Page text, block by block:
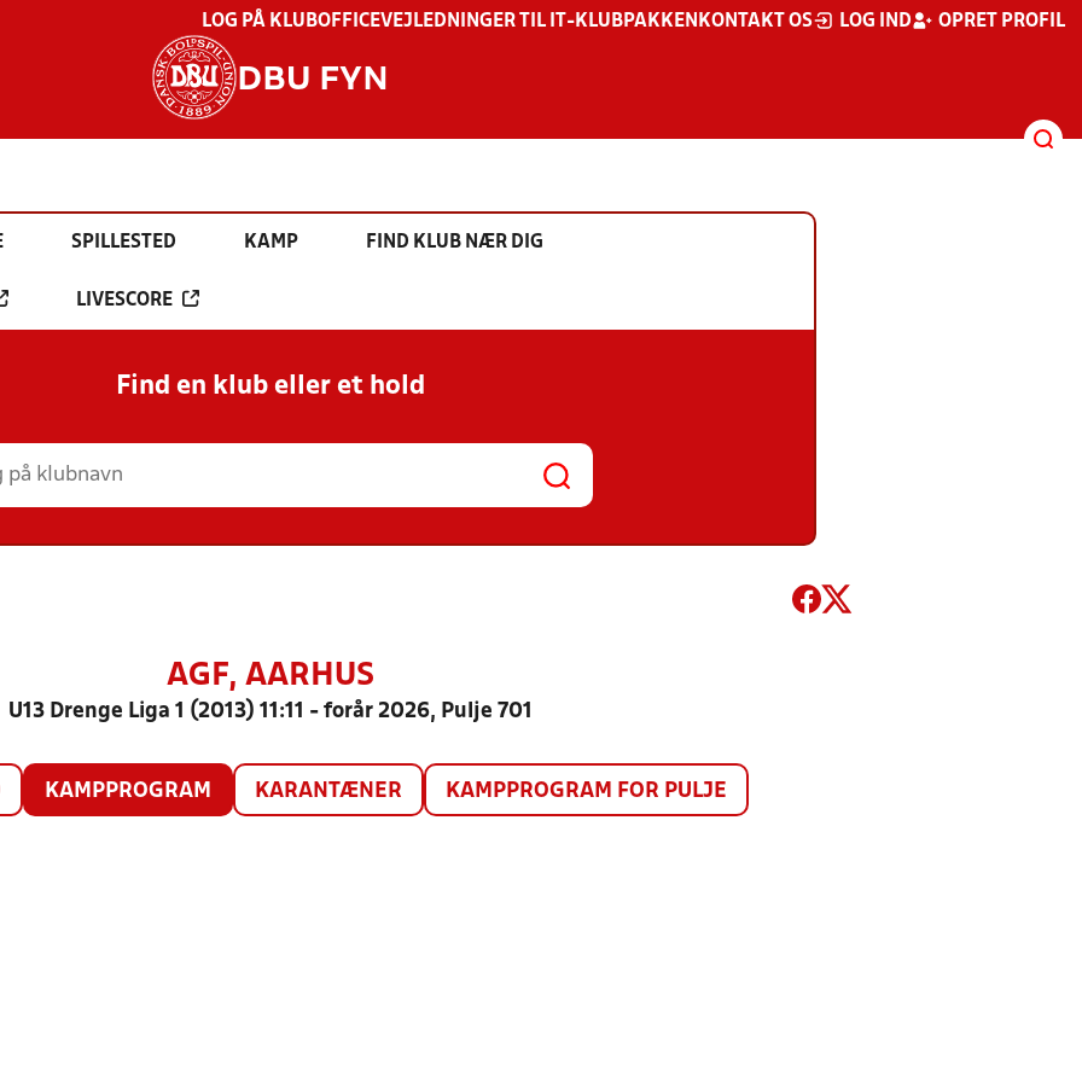
LOG PÅ KLUBOFFICEVEJLEDNINGER TIL IT-KLUBPAKKEN KONTAKT OS LOG IND OPRET PROFIL
DBU FYN
SPILLESTED KAMP FIND KLUB NÆR DIG
LIVESCORE
Find en klub eller et hold
AGF, AARHUS
U13 Drenge Liga 1 (2013) 11:11 - forår 2026, Pulje 701
KAMPPROGRAM KARANTÆNER KAMPPROGRAM FOR PULJE